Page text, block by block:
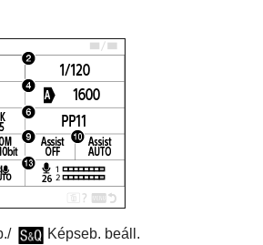
/
Képseb. beáll.